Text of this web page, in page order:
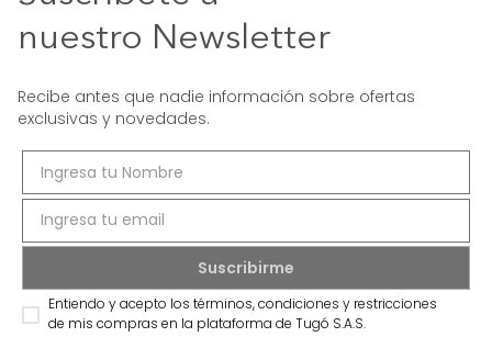
nuestro Newsletter
Recibe antes que nadie información sobre ofertas
exclusivas y novedades.
Entiendo y acepto los términos, condiciones y restricciones
de mis compras en la plataforma de Tugó S.A.S.